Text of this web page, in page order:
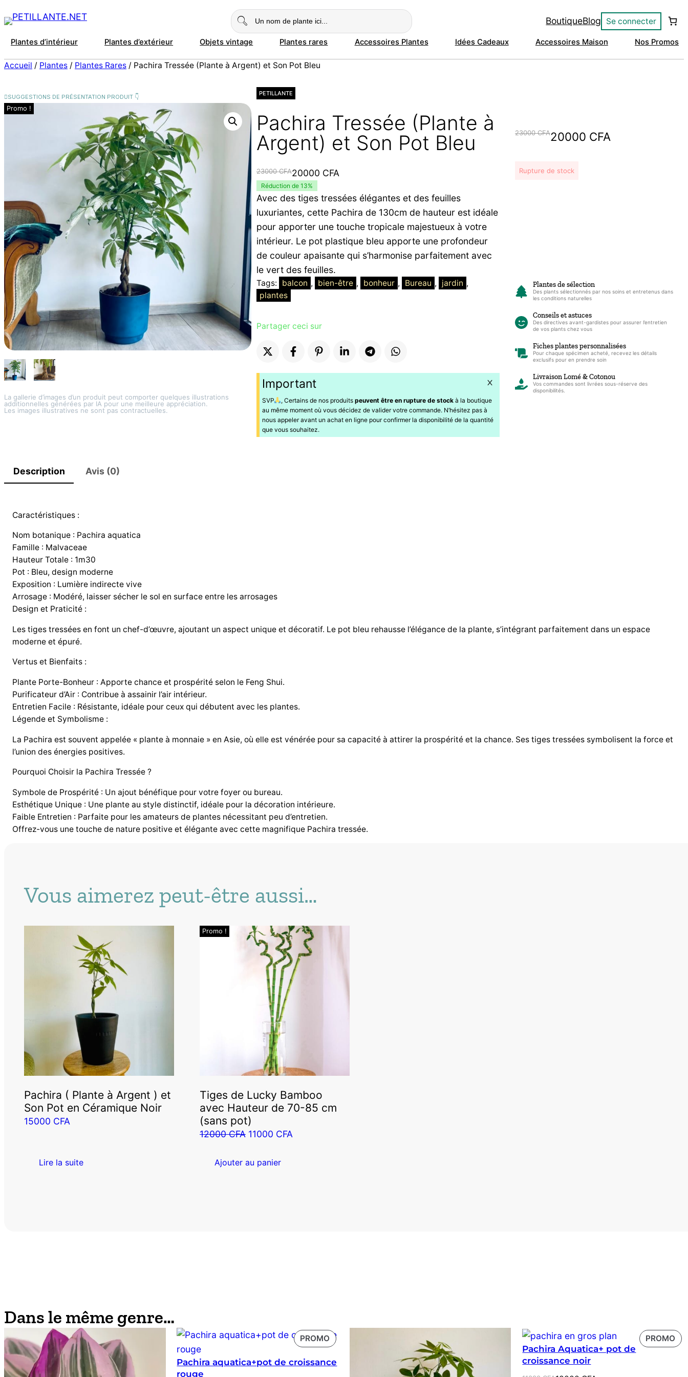
BoutiqueBlog Se connecter
Plantes d’intérieur Plantes d’extérieur Objets vintage Plantes rares Accessoires Plantes Idées Cadeaux Accessoires Maison Nos Promos
Accueil / Plantes / Plantes Rares / Pachira Tressée (Plante à Argent) et Son Pot Bleu
Promo !
La gallerie d’images d’un produit peut comporter quelques illustrations
additionnelles générées par IA pour une meilleure appréciation.
Les images illustratives ne sont pas contractuelles.
PETILLANTE
Pachira Tressée (Plante à
Argent) et Son Pot Bleu
23000CFA
Le
prix
initial
était :
23000 CFA.
20000 CFA
Le
prix
actuel
est :
20000 CFA.
Réduction de 13%
Avec des tiges tressées élégantes et des feuilles
luxuriantes, cette Pachira de 130cm de hauteur est idéale
pour apporter une touche tropicale majestueux à votre
intérieur. Le pot plastique bleu apporte une profondeur
de couleur apaisante qui s’harmonise parfaitement avec
le vert des feuilles.
Tags: balcon , bien-être , bonheur , Bureau , jardin
plantes
Partager ceci sur
Important
SVP , Certains de nos produitspeuvent être en rupture de stock à la boutique
au même moment où vous décidez de valider votre commande. N’hésitez pas à
nous appeler avant un achat en ligne pour confirmer la disponibilité de la quantité
que vous souhaitez.
23000CFA
Le
initial
20000 CFA
Le
actuel
Rupture de stock
Plantes de sélection
Des plants sélectionnés par nos soins et entretenus dans
les conditions naturelles
Conseils et astuces
Des directives avant-gardistes pour assurer l’entretien
de vos plants chez vous
Fiches plantes personnalisées
Pour chaque spécimen acheté, recevez les détails
exclusifs pour en prendre soin
Livraison Lomé & Cotonou
Vos commandes sont livrées sous-réserve des
disponibilités.
Description Avis (0)
Caractéristiques :
Nom botanique : Pachira aquatica
Famille : Malvaceae
Hauteur Totale : 1m30
Pot : Bleu, design moderne
Exposition : Lumière indirecte vive
Arrosage : Modéré, laisser sécher le sol en surface entre les arrosages
Design et Praticité :
Les tiges tressées en font un chef-d’œuvre, ajoutant un aspect unique et décoratif. Le pot bleu rehausse l’élégance de la plante, s’intégrant parfaitement dans un espace
moderne et épuré.
Vertus et Bienfaits :
Plante Porte-Bonheur : Apporte chance et prospérité selon le Feng Shui.
Purificateur d’Air : Contribue à assainir l’air intérieur.
Entretien Facile : Résistante, idéale pour ceux qui débutent avec les plantes.
Légende et Symbolisme :
La Pachira est souvent appelée « plante à monnaie » en Asie, où elle est vénérée pour sa capacité à attirer la prospérité et la chance. Ses tiges tressées symbolisent la force et
l’union des énergies positives.
Pourquoi Choisir la Pachira Tressée ?
Symbole de Prospérité : Un ajout bénéfique pour votre foyer ou bureau.
Esthétique Unique : Une plante au style distinctif, idéale pour la décoration intérieure.
Faible Entretien : Parfaite pour les amateurs de plantes nécessitant peu d’entretien.
Offrez-vous une touche de nature positive et élégante avec cette magnifique Pachira tressée.
Vous aimerez peut-être aussi…
Pachira ( Plante à Argent ) et
Son Pot en Céramique Noir
15000 CFA
Lire la suite
Promo !
Tiges de Lucky Bamboo
avec Hauteur de 70-85 cm
(sans pot)
12000CFA Le
initial
11000 CFA
Ajouter au panier
Dans le même genre…
PROMO PRODUIT
EN
PROMOTION
Pachira aquatica+pot de croissance
rouge
PROMO
EN
Pachira Aquatica+ pot de
croissance noir